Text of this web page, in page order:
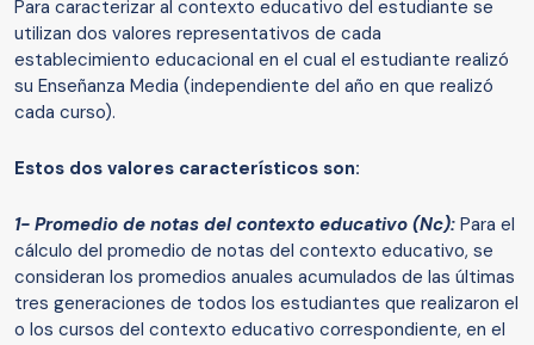
Para caracterizar al contexto educativo del estudiante se
utilizan dos valores representativos de cada
establecimiento educacional en el cual el estudiante realizó
su Enseñanza Media (independiente del año en que realizó
cada curso).
Estos dos valores característicos son:
1- Promedio de notas del contexto educativo (Nc): Para el
cálculo del promedio de notas del contexto educativo, se
consideran los promedios anuales acumulados de las últimas
tres generaciones de todos los estudiantes que realizaron el
o los cursos del contexto educativo correspondiente, en el